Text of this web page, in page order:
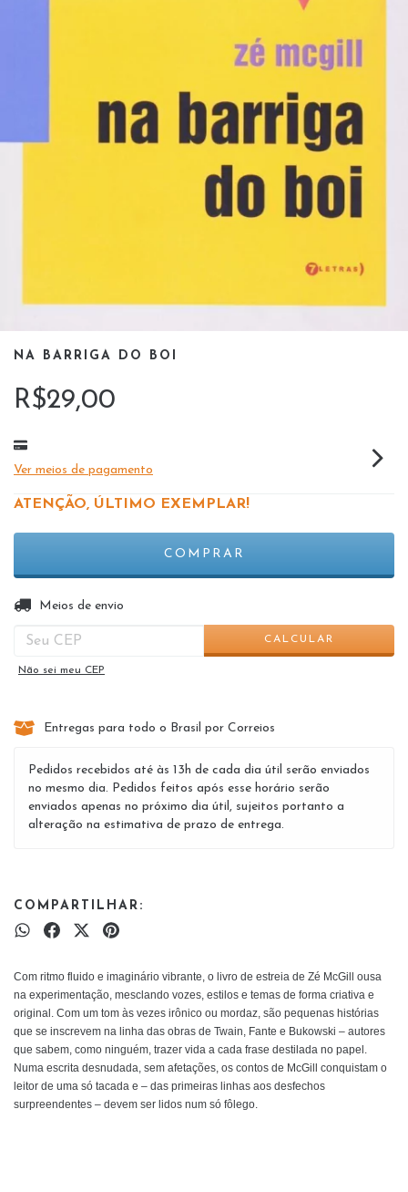
NA BARRIGA DO BOI
R$29,00
Ver meios de pagamento
ATENÇÃO, ÚLTIMO EXEMPLAR!
Entregas para o CEP:
Meios de envio
CALCULAR
Não sei meu CEP
Entregas para todo o Brasil por Correios
Pedidos recebidos até às 13h de cada dia útil serão enviados
no mesmo dia. Pedidos feitos após esse horário serão
enviados apenas no próximo dia útil, sujeitos portanto a
alteração na estimativa de prazo de entrega.
COMPARTILHAR:
Com ritmo fluido e imaginário vibrante, o livro de estreia de Zé McGill ousa
na experimentação, mesclando vozes, estilos e temas de forma criativa e
original. Com um tom às vezes irônico ou mordaz, são pequenas histórias
que se inscrevem na linha das obras de Twain, Fante e Bukowski – autores
que sabem, como ninguém, trazer vida a cada frase destilada no papel.
Numa escrita desnudada, sem afetações, os contos de McGill conquistam o
leitor de uma só tacada e – das primeiras linhas aos desfechos
surpreendentes – devem ser lidos num só fôlego.